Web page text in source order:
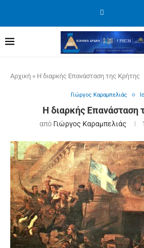
Αρχική » Η διαρκής Επανάσταση της Κρήτης
Γιώργος Καραμπελιάς
Η διαρκής Επανάσταση
από Γιώργος Καραμπελιάς